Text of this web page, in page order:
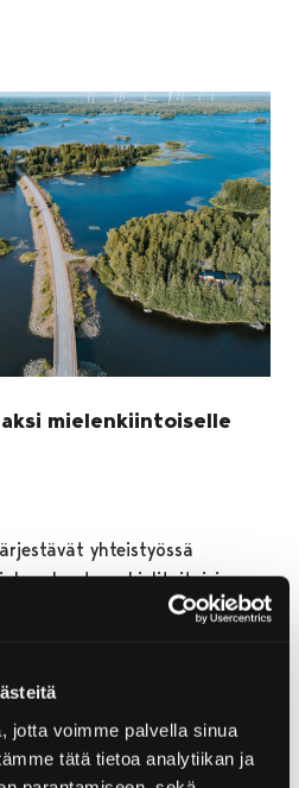
jotta voimme palvella sinua
tätä tietoa analytiikan ja
mielenkiintoiselle
yhteistyössä
haetaan kielitaitoisia
kansainvälisiä että